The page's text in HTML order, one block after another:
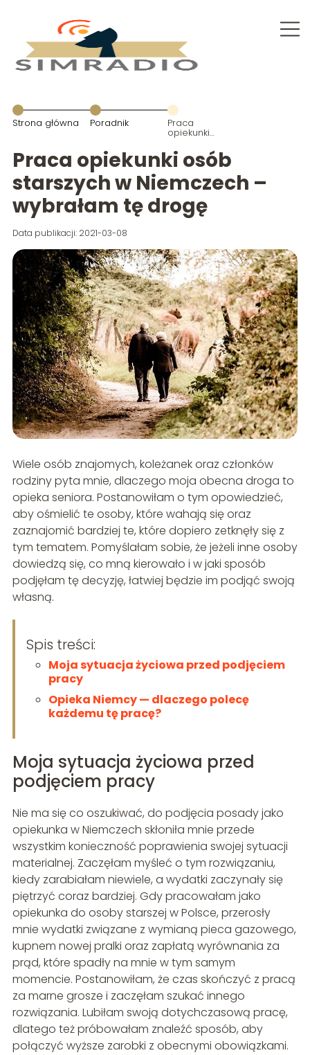
Strona główna Poradnik Praca
opiekunki
osób
starszych w
Niemczech –
wybrałam tę
drogę
Praca opiekunki osób
starszych w Niemczech –
wybrałam tę drogę
Data publikacji: 2021-03-08
Wiele osób znajomych, koleżanek oraz członków
rodziny pyta mnie, dlaczego moja obecna droga to
opieka seniora. Postanowiłam o tym opowiedzieć,
aby ośmielić te osoby, które wahają się oraz
zaznajomić bardziej te, które dopiero zetknęły się z
tym tematem. Pomyślałam sobie, że jeżeli inne osoby
dowiedzą się, co mną kierowało i w jaki sposób
podjęłam tę decyzję, łatwiej będzie im podjąć swoją
własną.
Spis treści:
Moja sytuacja życiowa przed podjęciem
pracy
Opieka Niemcy — dlaczego polecę
każdemu tę pracę?
Moja sytuacja życiowa przed
podjęciem pracy
Nie ma się co oszukiwać, do podjęcia posady jako
opiekunka w Niemczech skłoniła mnie przede
wszystkim konieczność poprawienia swojej sytuacji
materialnej. Zaczęłam myśleć o tym rozwiązaniu,
kiedy zarabiałam niewiele, a wydatki zaczynały się
piętrzyć coraz bardziej. Gdy pracowałam jako
opiekunka do osoby starszej w Polsce, przerosły
mnie wydatki związane z wymianą pieca gazowego,
kupnem nowej pralki oraz zapłatą wyrównania za
prąd, które spadły na mnie w tym samym
momencie. Postanowiłam, że czas skończyć z pracą
za marne grosze i zaczęłam szukać innego
rozwiązania. Lubiłam swoją dotychczasową pracę,
dlatego też próbowałam znaleźć sposób, aby
połączyć wyższe zarobki z obecnymi obowiązkami.